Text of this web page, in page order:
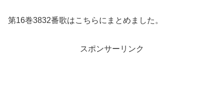
第16巻3832番歌はこちらにまとめました。
スポンサーリンク